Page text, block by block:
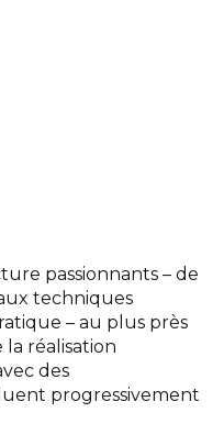
passionnants – de
techniques
– au plus près
réalisation
des
progressivement